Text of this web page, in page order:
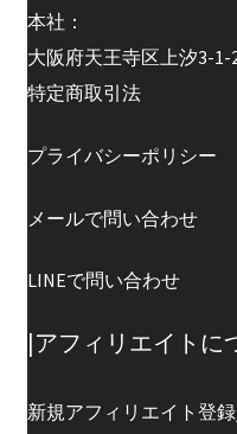
本社：
大阪府天王寺区上汐3-1-
特定商取引法
プライバシーポリシー
メールで問い合わせ
LINEで問い合わせ
|アフィリエイトに
新規アフィリエイト登